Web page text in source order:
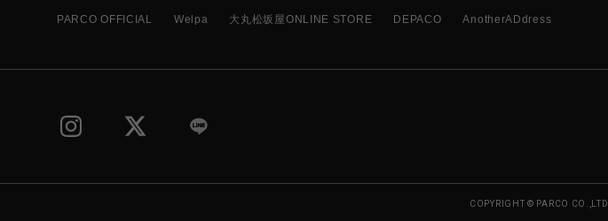
PARCO OFFICIAL Welpa 大丸松坂屋ONLINE STORE DEPACO AnotherADdress
COPYRIGHT © PARCO